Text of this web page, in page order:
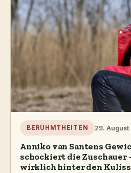
BERÜHMTHEITEN 29. August
Anniko van Santens
schockiert die Zuschauer
wirklich hinter den